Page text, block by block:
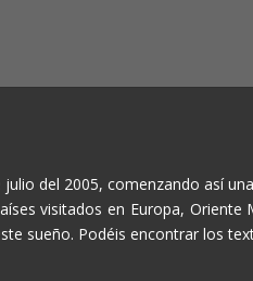
del 2005, comenzando así
visitados en Europa,
sueño. Podéis encontrar los